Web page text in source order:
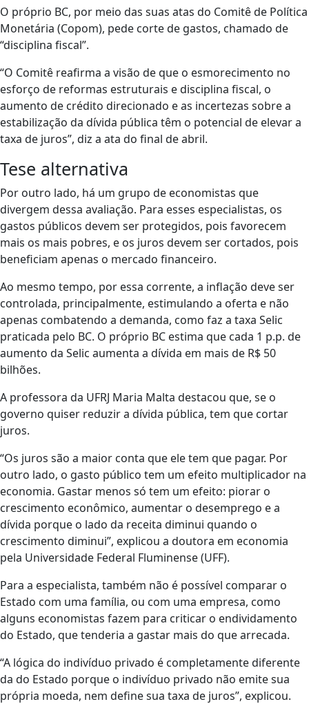
O próprio BC, por meio das suas atas do Comitê de Política
Monetária (Copom), pede corte de gastos, chamado de
“disciplina fiscal”.
“O Comitê reafirma a visão de que o esmorecimento no
esforço de reformas estruturais e disciplina fiscal, o
aumento de crédito direcionado e as incertezas sobre a
estabilização da dívida pública têm o potencial de elevar a
taxa de juros”, diz a ata do final de abril.
Tese alternativa
Por outro lado, há um grupo de economistas que
divergem dessa avaliação. Para esses especialistas, os
gastos públicos devem ser protegidos, pois favorecem
mais os mais pobres, e os juros devem ser cortados, pois
beneficiam apenas o mercado financeiro.
Ao mesmo tempo, por essa corrente, a inflação deve ser
controlada, principalmente, estimulando a oferta e não
apenas combatendo a demanda, como faz a taxa Selic
praticada pelo BC. O próprio BC estima que cada 1 p.p. de
aumento da Selic aumenta a dívida em mais de R$ 50
bilhões.
A professora da UFRJ Maria Malta destacou que, se o
governo quiser reduzir a dívida pública, tem que cortar
juros.
“Os juros são a maior conta que ele tem que pagar. Por
outro lado, o gasto público tem um efeito multiplicador na
economia. Gastar menos só tem um efeito: piorar o
crescimento econômico, aumentar o desemprego e a
dívida porque o lado da receita diminui quando o
crescimento diminui”, explicou a doutora em economia
pela Universidade Federal Fluminense (UFF).
Para a especialista, também não é possível comparar o
Estado com uma família, ou com uma empresa, como
alguns economistas fazem para criticar o endividamento
do Estado, que tenderia a gastar mais do que arrecada.
“A lógica do indivíduo privado é completamente diferente
da do Estado porque o indivíduo privado não emite sua
própria moeda, nem define sua taxa de juros”, explicou.